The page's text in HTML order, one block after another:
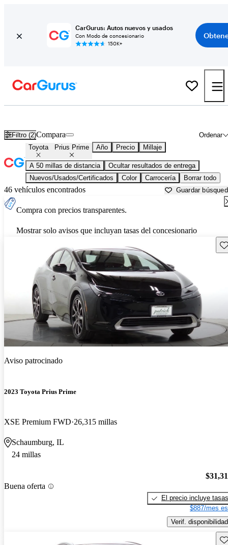
CarGurus: Autos nuevos y usados
Con Modo de concesionario
150K+
Filtro (2) Ordenar
Compara
Toyota Prius Prime Año Precio Millaje
A 50 millas de distancia
Ocultar resultados de entrega
Nuevos/Usados/Certificados
Color Carrocería Borrar todo
46 vehículos encontrados Guardar
Compra con precios transparentes.
Mostrar solo avisos que incluyan tasas del concesionario
Aviso patrocinado
2023 Toyota Prius Prime
XSE Premium FWD 26,315 millas
Schaumburg, IL
24 millas
Buena oferta
El precio incluye tasas
$887/mes
Verif. disponibilidad